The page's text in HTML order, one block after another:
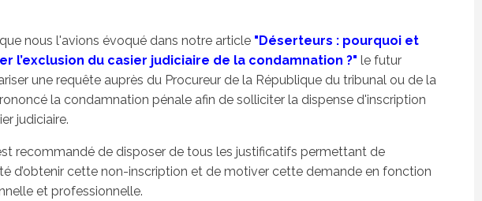
nous l'avions évoqué dans notre article "Déserteurs : pourquoi et
l’exclusion du casier judiciaire de la condamnation ?" le futur
une requête auprès du Procureur de la République du tribunal ou de la
la condamnation pénale afin de solliciter la dispense d'inscription
judiciaire.
recommandé de disposer de tous les justificatifs permettant de
d’obtenir cette non-inscription et de motiver cette demande en fonction
et professionnelle.